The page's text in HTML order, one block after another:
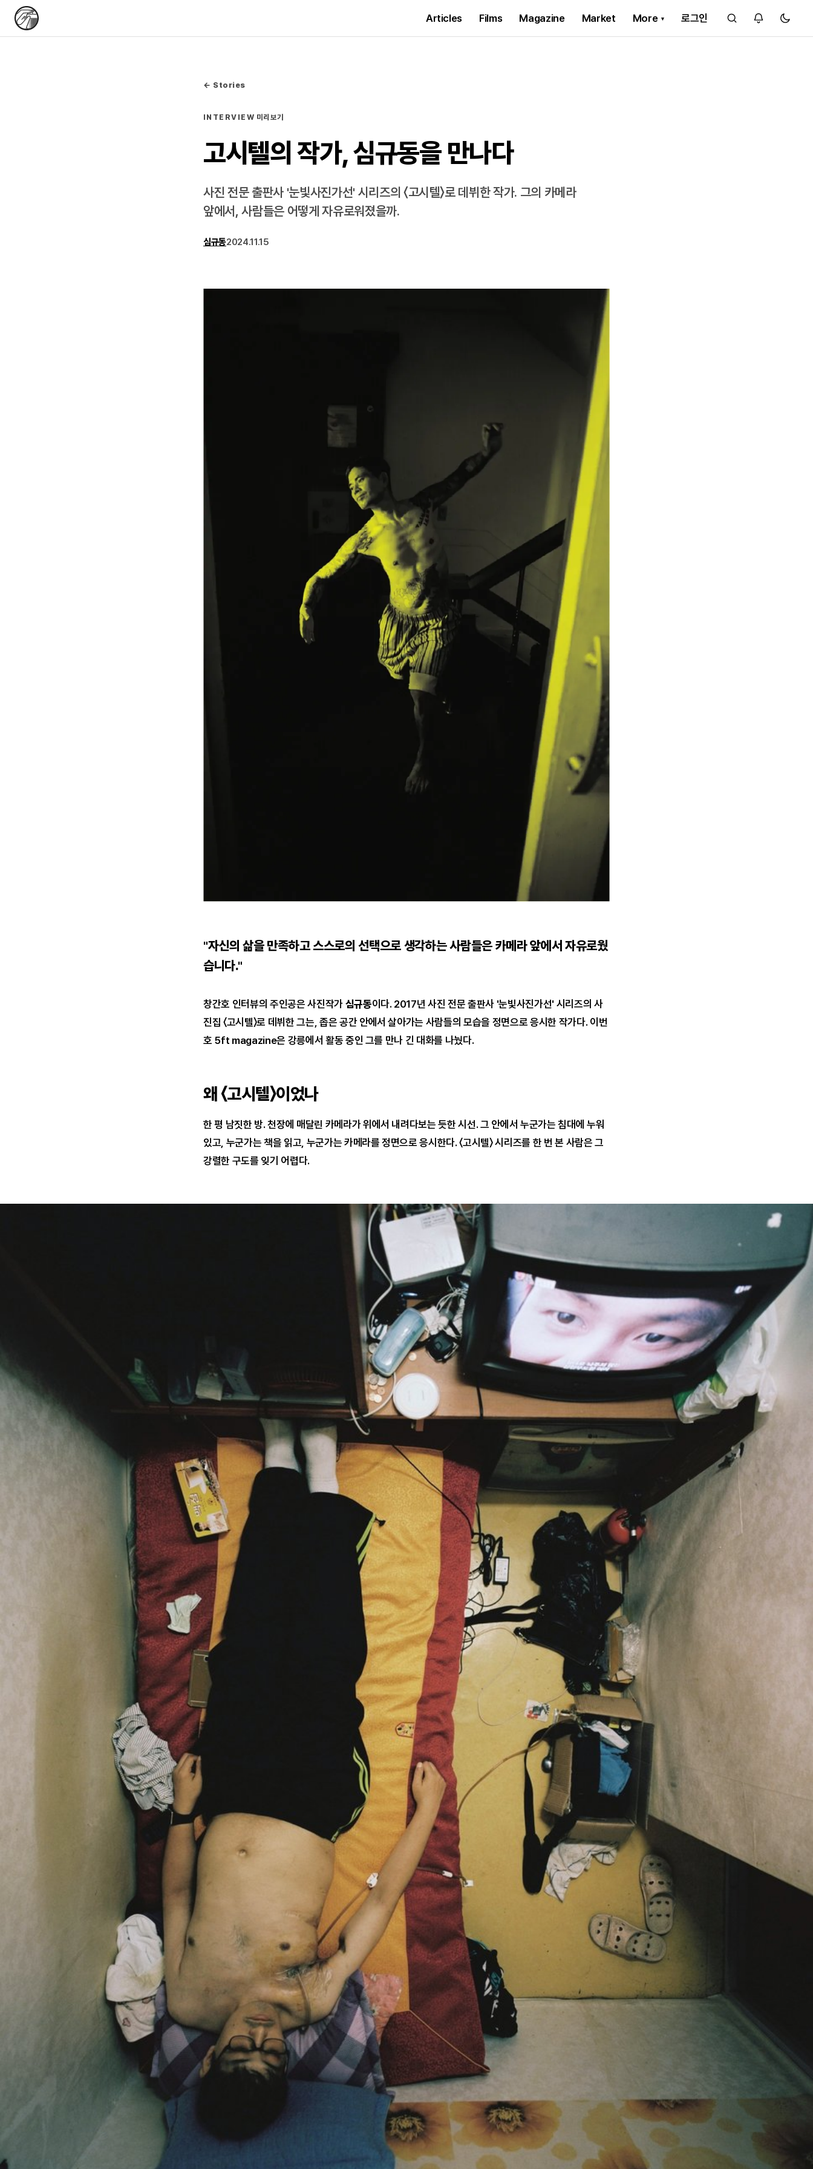
Articles Films Magazine Market More 로그인
← Stories
INTERVIEW 미리보기
고시텔의 작가, 심규동을 만나다
사진 전문 출판사 '눈빛사진가선' 시리즈의 〈고시텔〉로 데뷔한 작가. 그의 카메라
앞에서, 사람들은 어떻게 자유로워졌을까.
심규동2024.11.15
"자신의 삶을 만족하고 스스로의 선택으로 생각하는 사람들은 카메라 앞에서 자유로웠
습니다."
창간호 인터뷰의 주인공은 사진작가 심규동이다. 2017년 사진 전문 출판사 '눈빛사진가선' 시리즈의 사
진집 〈고시텔〉로 데뷔한 그는, 좁은 공간 안에서 살아가는 사람들의 모습을 정면으로 응시한 작가다. 이번
호 5ft magazine은 강릉에서 활동 중인 그를 만나 긴 대화를 나눴다.
왜 〈고시텔〉이었나
한 평 남짓한 방. 천장에 매달린 카메라가 위에서 내려다보는 듯한 시선. 그 안에서 누군가는 침대에 누워
있고, 누군가는 책을 읽고, 누군가는 카메라를 정면으로 응시한다. 〈고시텔〉 시리즈를 한 번 본 사람은 그
강렬한 구도를 잊기 어렵다.